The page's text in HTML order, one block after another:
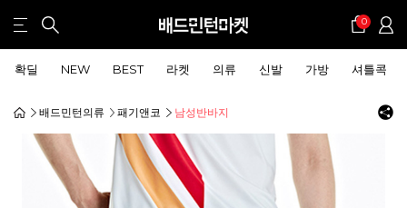
0
확딜 NEW BEST 라켓 의류 신발 가방 셔틀콕
배드민턴의류 패기앤코 남성반바지